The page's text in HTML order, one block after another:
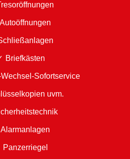
Autoöffnungen
Briefkästen
Sofortservice
uvm.
Alarmanlagen
Panzerriegel